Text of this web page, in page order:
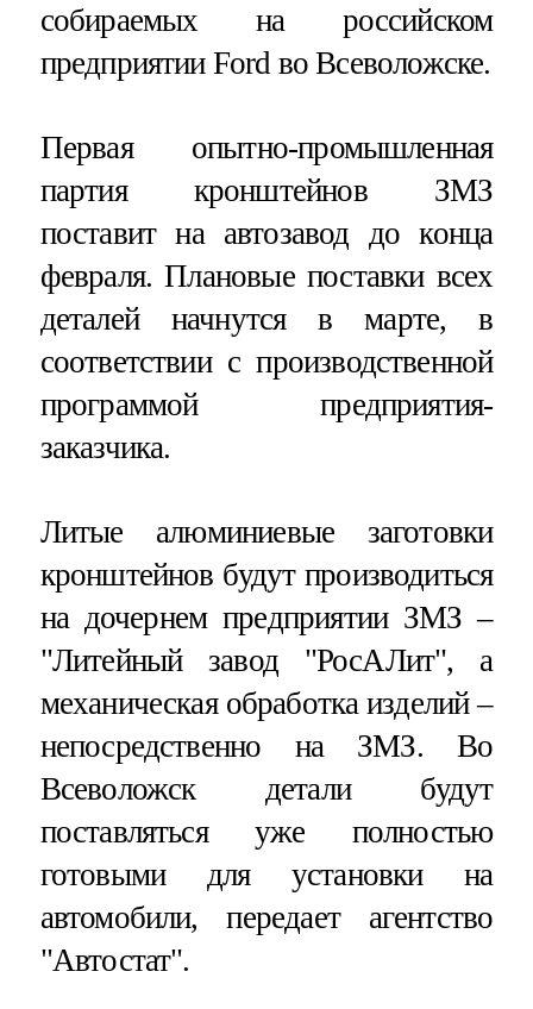
собираемых на российском
предприятии Ford во Всеволожске.
Первая опытно-промышленная
партия кронштейнов ЗМЗ
поставит на автозавод до конца
февраля. Плановые поставки всех
деталей начнутся в марте, в
соответствии с производственной
программой предприятия-
заказчика.
Литые алюминиевые заготовки
кронштейнов будут производиться
на дочернем предприятии ЗМЗ –
"Литейный завод "РосАЛит", а
механическая обработка изделий –
непосредственно на ЗМЗ. Во
Всеволожск детали будут
поставляться уже полностью
готовыми для установки на
автомобили, передает агентство
"Автостат".